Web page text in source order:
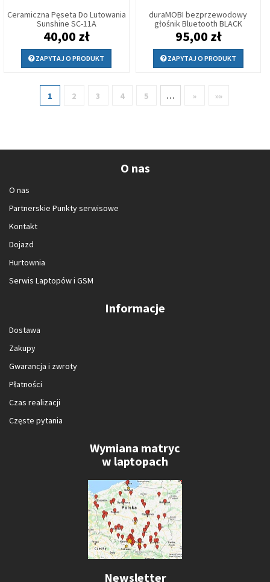
Ceramiczna Pęseta Do Lutowania
Sunshine SC-11A
40,00 zł
ZAPYTAJ O PRODUKT
duraMOBI bezprzewodowy
głośnik Bluetooth BLACK
95,00 zł
ZAPYTAJ O PRODUKT
1 2 3 4 5 … » »»
O nas
O nas
Partnerskie Punkty serwisowe
Kontakt
Dojazd
Hurtownia
Serwis Laptopów i GSM
Informacje
Dostawa
Zakupy
Gwarancja i zwroty
Płatności
Czas realizacji
Częste pytania
Wymiana matryc
w laptopach
Newsletter